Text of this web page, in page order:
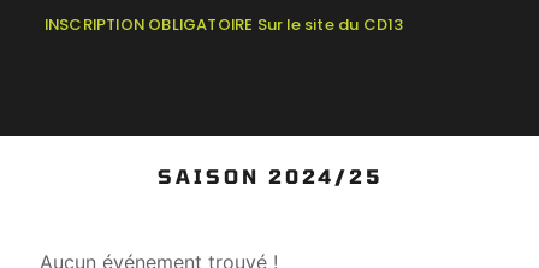
INSCRIPTION OBLIGATOIRE Sur le site du CD13
SAISON 2024/25
Aucun événement trouvé !